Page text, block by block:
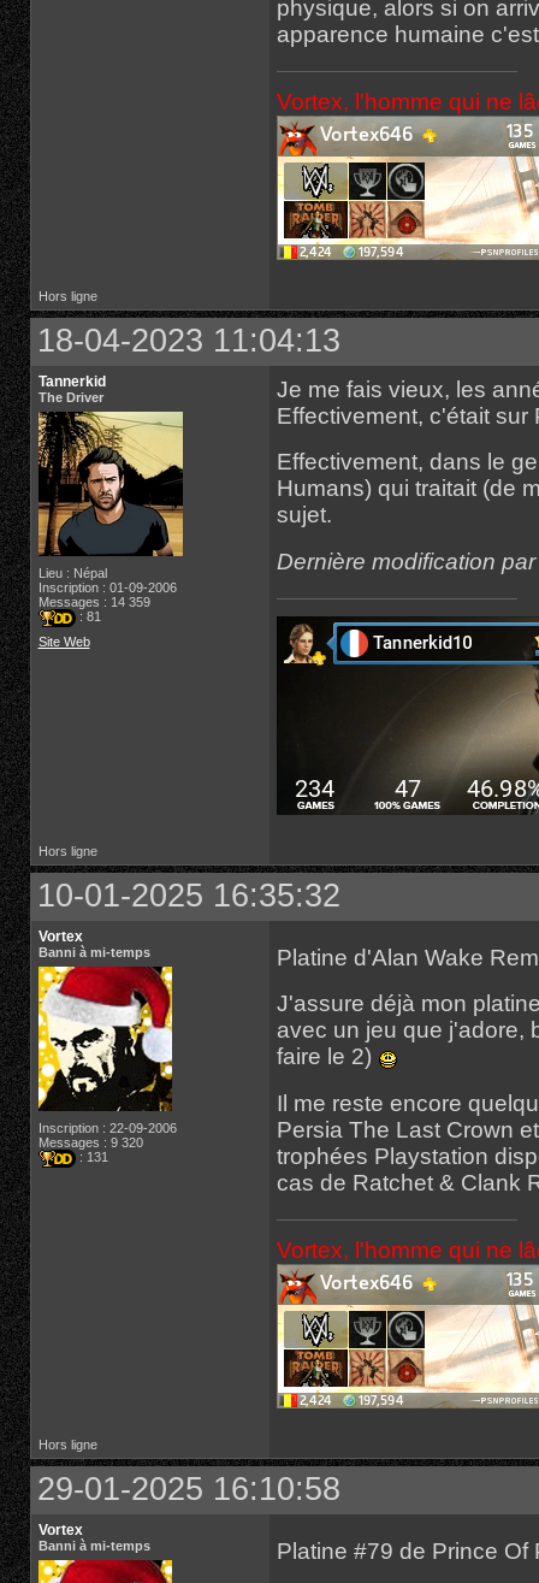
physique, alors si on
apparence humaine
Vortex, l'homme qui ne
Hors ligne
18-04-2023 11:04:13
Tannerkid
The Driver
Lieu : Népal
Inscription : 01-09-2006
Messages : 14 359
: 81
Site Web
Je me fais vieux, les
Effectivement, c'était
Effectivement, dans le
Humans) qui traitait (de
sujet.
Dernière modification
Hors ligne
10-01-2025 16:35:32
Vortex
Banni à mi-temps
Inscription : 22-09-2006
Messages : 9 320
: 131
Platine d'Alan Wake
J'assure déjà mon
avec un jeu que j'adore,
faire le 2)
Il me reste encore
Persia The Last Crown
trophées Playstation
cas de Ratchet & Clank
Vortex, l'homme qui ne
Hors ligne
29-01-2025 16:10:58
Vortex
Banni à mi-temps
Platine #79 de Prince